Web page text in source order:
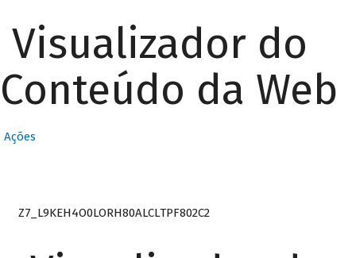
Visualizador do
Conteúdo da Web
Ações
Z7_L9KEH4O0LORH80ALCLTPF802C2